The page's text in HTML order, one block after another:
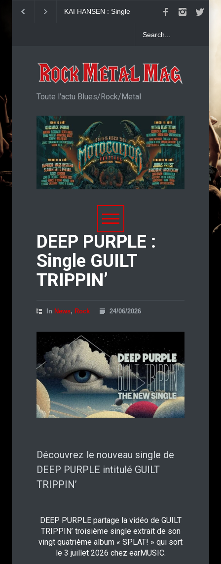
KAI HANSEN : Single
Girish and The
"Generation
Toute l'actu Blues/Rock/Metal
DEEP PURPLE :
Single GUILT
TRIPPIN’
In News, Rock 24/06/2026
Découvrez le nouveau single de
DEEP PURPLE intitulé GUILT
TRIPPIN’
DEEP PURPLE partage la vidéo de GUILT
TRIPPIN’ troisième single extrait de son
vingt quatrième album « SPLAT! » qui sort
le 3 juillet 2026 chez earMUSIC.